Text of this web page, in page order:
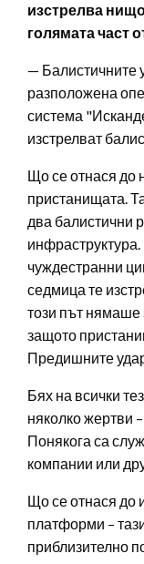
изстрелва
голямата част
— Балистичните
разположена
система
изстрелват
Що се отнася до
пристанищата.
два балистични
чуждестранни
седмица те
този път нямаше
защото
Предишните
Бях на всички
няколко жертви
Понякога са
компании или
Що се отнася до
платформи –
приблизително